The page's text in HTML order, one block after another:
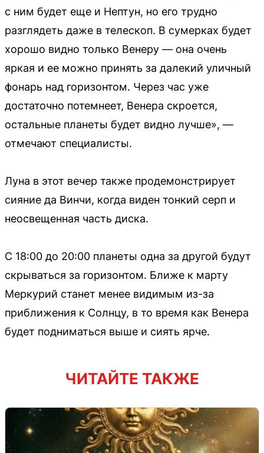
с ним будет еще и Нептун, но его трудно
разглядеть даже в телескоп. В сумерках будет
хорошо видно только Венеру — она очень
яркая и ее можно принять за далекий уличный
фонарь над горизонтом. Через час уже
достаточно потемнеет, Венера скроется,
остальные планеты будет видно лучше», —
отмечают специалисты.
Луна в этот вечер также продемонстрирует
сияние да Винчи, когда виден тонкий серп и
неосвещенная часть диска.
С 18:00 до 20:00 планеты одна за другой будут
скрываться за горизонтом. Ближе к марту
Меркурий станет менее видимым из-за
приближения к Солнцу, в то время как Венера
будет подниматься выше и сиять ярче.
ЧИТАЙТЕ ТАКЖЕ